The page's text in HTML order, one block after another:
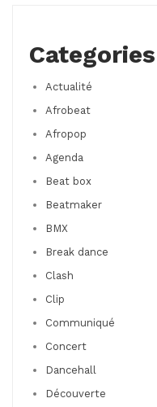
Categories
Actualité
Afrobeat
Afropop
Agenda
Beat box
Beatmaker
BMX
Break dance
Clash
Clip
Communiqué
Concert
Dancehall
Découverte